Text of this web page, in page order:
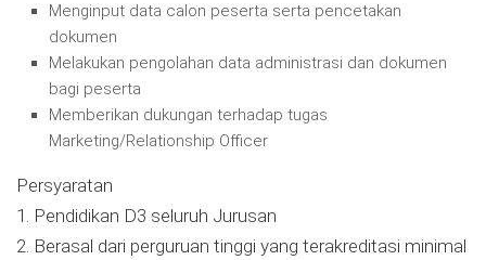
Menginput data calon peserta serta pencetakan
dokumen
Melakukan pengolahan data administrasi dan dokumen
bagi peserta
Memberikan dukungan terhadap tugas
Marketing/Relationship Officer
Persyaratan
1. Pendidikan D3 seluruh Jurusan
2. Berasal dari perguruan tinggi yang terakreditasi minimal